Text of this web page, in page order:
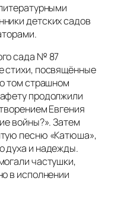
детских садов
сада № 87
стихи, посвящённые
том страшном
продолжили
Евгения
войны?». Затем
песню «Катюша»,
духа и надежды.
частушки,
в исполнении